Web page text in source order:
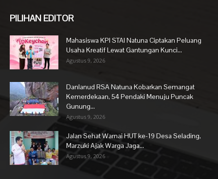
PILIHAN EDITOR
Mahasiswa KPI STAI Natuna Ciptakan Peluang
Usaha Kreatif Lewat Gantungan Kunci...
Agustus 9, 2026
Danlanud RSA Natuna Kobarkan Semangat
Kemerdekaan, 54 Pendaki Menuju Puncak
Gunung...
Agustus 9, 2026
Jalan Sehat Warnai HUT ke-19 Desa Selading,
Marzuki Ajak Warga Jaga...
Agustus 9, 2026